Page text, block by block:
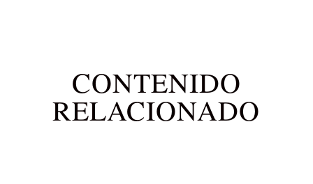
CONTENIDO
RELACIONADO